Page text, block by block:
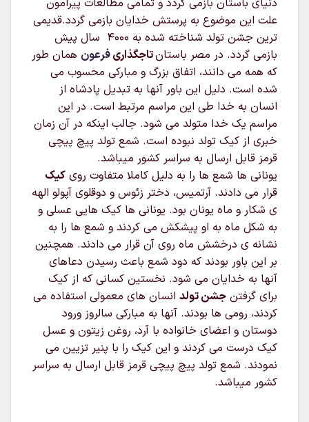
دنیای باستان بازمی گردد و تمامی مطالعات پیرامون
علت این موضوع به پرستش خدایان بازمی گردد.قدیمی
ترین جشن تولد شناخته شده به ۴۰۰۰ سال پیش
بازمی گردد. در مصر باستانتاجگذاریفرعون همان طور
که همه می دانند، اتفاق بزرگ و مبارکی محسوب می
شده است. دلیل این باور آنها به تبدیل پادشاه از
انسان به خدا طی این مراسم مرتبط است. در این
مراسم یک خدا متولد می شود. جالب اینکه در آن زمان
خبری از کیک تولد نبوده است. شمع تولد پیچ پیچی
قرمز قابل ارسال به سراسر کشور میباشد.
یونانی ها شمع ها را به دلیل کاملا متفاوت روی کیک
قرار می دادند. آرتمیس، دختر زئوس و دوقلوی آپولو الهه
ی شکار و ماه یونان بود. یونانی ها کیک هایی عسلی و
به شکل ماه به او پیشکش می کردند و شمع ها را به
نشانه ی درخشش ماه روی آن قرار می دادند. همچنین
بر این باور بودند که دود شمع باعث رسیدن دعاهای
آنها به خدایان می شود. نخستین کسانی که از کیک
برای گرفتن جشن تولد انسان های معمولی استفاده می
کردند، رومی ها بودند. آنها به مبارکی سالروز ورود
دوستان و اعضای خانواده با آرد، روغن زیتون و عسل
کیک درست می کردند و این کیک را با پنیر تزیین می
نمودند. شمع تولد پیچ پیچی قرمز قابل ارسال به سراسر
کشور میباشد.